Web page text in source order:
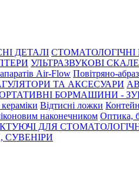
ДЕТАЛІ
УЛЬТРАЗВУКОВІ
Air-Flow Повітряно-
ТА АКСЕСУАРИ
БОРМАШИНИ -
Відтисні ложки
наконечником Оптика,
ДЛЯ
СУВЕНІРИ